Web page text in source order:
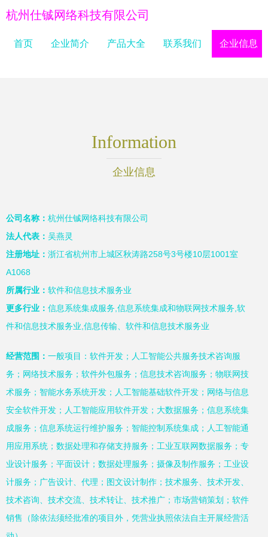
杭州仕铖网络科技有限公司
首页 企业简介 产品大全 联系我们 企业信息
Information
企业信息
公司名称： 杭州仕铖网络科技有限公司
法人代表： 吴燕灵
注册地址： 浙江省杭州市上城区秋涛路258号3号楼10层1001室
A1068
所属行业： 软件和信息技术服务业
更多行业： 信息系统集成服务,信息系统集成和物联网技术服务,软
件和信息技术服务业,信息传输、软件和信息技术服务业
经营范围： 一般项目：软件开发；人工智能公共服务技术咨询服
务；网络技术服务；软件外包服务；信息技术咨询服务；物联网技
术服务；智能水务系统开发；人工智能基础软件开发；网络与信息
安全软件开发；人工智能应用软件开发；大数据服务；信息系统集
成服务；信息系统运行维护服务；智能控制系统集成；人工智能通
用应用系统；数据处理和存储支持服务；工业互联网数据服务；专
业设计服务；平面设计；数据处理服务；摄像及制作服务；工业设
计服务；广告设计、代理；图文设计制作；技术服务、技术开发、
技术咨询、技术交流、技术转让、技术推广；市场营销策划；软件
销售（除依法须经批准的项目外，凭营业执照依法自主开展经营活